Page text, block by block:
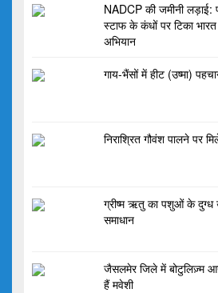
NADCP की जमीनी
स्टाफ के कंधों पर टिका
अभियान
गाय-भैंसों में हीट (उष्मा)
निराश्रित गौवंश पालने पर
ग्रीष्म ऋतु का पशुओं के दुग्ध
समाधान
जैसलमेर जिले में बोटुलिज़्म
हैं मवेशी